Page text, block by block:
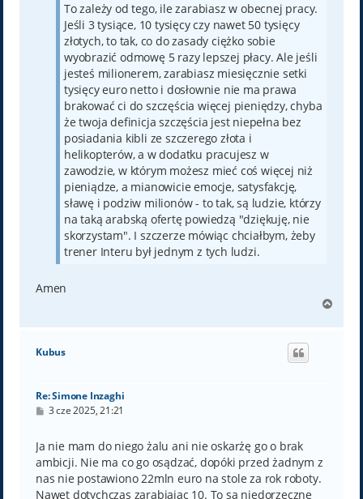
To zależy od tego, ile zarabiasz w obecnej pracy.
Jeśli 3 tysiące, 10 tysięcy czy nawet 50 tysięcy
złotych, to tak, co do zasady ciężko sobie
wyobrazić odmowę 5 razy lepszej płacy. Ale jeśli
jesteś milionerem, zarabiasz miesięcznie setki
tysięcy euro netto i dosłownie nie ma prawa
brakować ci do szczęścia więcej pieniędzy, chyba
że twoja definicja szczęścia jest niepełna bez
posiadania kibli ze szczerego złota i
helikopterów, a w dodatku pracujesz w
zawodzie, w którym możesz mieć coś więcej niż
pieniądze, a mianowicie emocje, satysfakcję,
sławę i podziw milionów - to tak, są ludzie, którzy
na taką arabską ofertę powiedzą "dziękuję, nie
skorzystam". I szczerze mówiąc chciałbym, żeby
trener Interu był jednym z tych ludzi.
Amen
g
Kubus
Re: Simone Inzaghi
P3 cze 2025, 21:21
Ja nie mam do niego żalu ani nie oskarżę go o brak
ambicji. Nie ma co go osądzać, dopóki przed żadnym z
nas nie postawiono 22mln euro na stole za rok roboty.
Nawet dotychczas zarabiając 10. To są niedorzeczne